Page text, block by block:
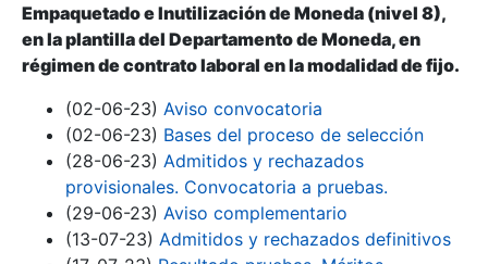
Empaquetado e Inutilización de Moneda (nivel 8),
en la plantilla del Departamento de Moneda, en
régimen de contrato laboral en la modalidad de fijo.
(02-06-23) Aviso convocatoria
(02-06-23) Bases del proceso de selección
(28-06-23) Admitidos y rechazados
provisionales. Convocatoria a pruebas.
(29-06-23) Aviso complementario
(13-07-23) Admitidos y rechazados definitivos